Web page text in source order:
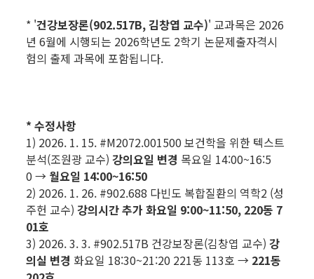
* '건강보장론(902.517B, 김창엽 교수)' 교과목은 2026
년 6월에 시행되는 2026학년도 2학기 논문제출자격시
험의 출제 과목에 포함됩니다.
* 수정사항
1) 2026. 1. 15. #M2072.001500 보건학을 위한 텍스트
분석(조원광 교수) 강의요일 변경 목요일 14:00~16:5
0 → 월요일 14:00~16:50
2) 2026. 1. 26. #902.688 다빈도 복합질환의 역학2 (성
주헌 교수) 강의시간 추가 화요일 9:00~11:50, 220동 7
01호
3) 2026. 3. 3. #902.517B 건강보장론(김창엽 교수) 강
의실 변경 화요일 18:30~21:20 221동 113호 → 221동